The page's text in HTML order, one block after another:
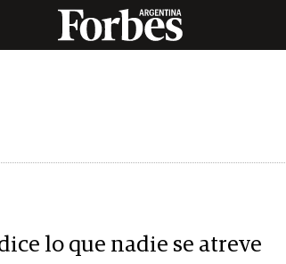
lo que nadie se atreve